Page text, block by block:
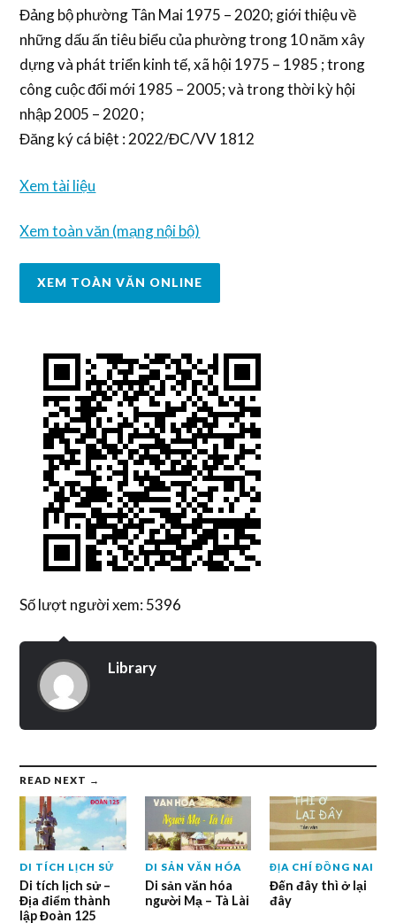
Đảng bộ phường Tân Mai 1975 – 2020; giới thiệu về
những dấu ấn tiêu biểu của phường trong 10 năm xây
dựng và phát triển kinh tế, xã hội 1975 – 1985 ; trong
công cuộc đổi mới 1985 – 2005; và trong thời kỳ hội
nhập 2005 – 2020 ;
Đăng ký cá biệt : 2022/ĐC/VV 1812
Xem tài liệu
Xem toàn văn (mạng nội bộ)
XEM TOÀN VĂN ONLINE
Số lượt người xem: 5396
Library
READ NEXT →
DI TÍCH LỊCH SỬ
Di tích lịch sử –
Địa điểm thành
lập Đoàn 125
DI SẢN VĂN HÓA
Di sản văn hóa
người Mạ – Tà Lài
ĐỊA CHÍ ĐỒNG NAI
Đến đây thì ở lại
đây